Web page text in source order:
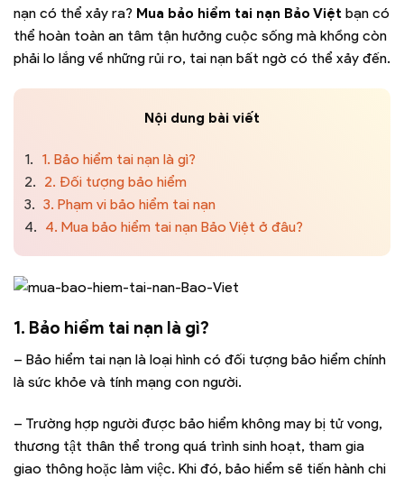
nạn có thể xảy ra? Mua bảo hiểm tai nạn Bảo Việt bạn có
thể hoàn toàn an tâm tận hưởng cuộc sống mà khồng còn
phải lo lắng về những rủi ro, tai nạn bất ngờ có thể xảy đến.
Nội dung bài viết
1. 1. Bảo hiểm tai nạn là gì?
2. 2. Đối tượng bảo hiểm
3. 3. Phạm vi bảo hiểm tai nạn
4. 4. Mua bảo hiểm tai nạn Bảo Việt ở đâu?
1. Bảo hiểm tai nạn là gì?
– Bảo hiểm tai nạn là loại hình có đối tượng bảo hiểm chính
là sức khỏe và tính mạng con người.
– Trường hợp người được bảo hiểm không may bị tử vong,
thương tật thân thể trong quá trình sinh hoạt, tham gia
giao thông hoặc làm việc. Khi đó, bảo hiểm sẽ tiến hành chi